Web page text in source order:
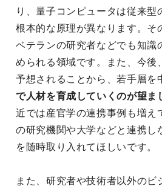
り、量子コンピュータは従来型
根本的な原理が異なります。そ
ベテランの研究者などでも知識
められる領域です。また、今後
予想されることから、若手層を
で人材を育成していくのが望ま
近では産官学の連携事例も増え
の研究機関や大学などと連携し
を随時取り入れてほしいです。
また、研究者や技術者以外のビ